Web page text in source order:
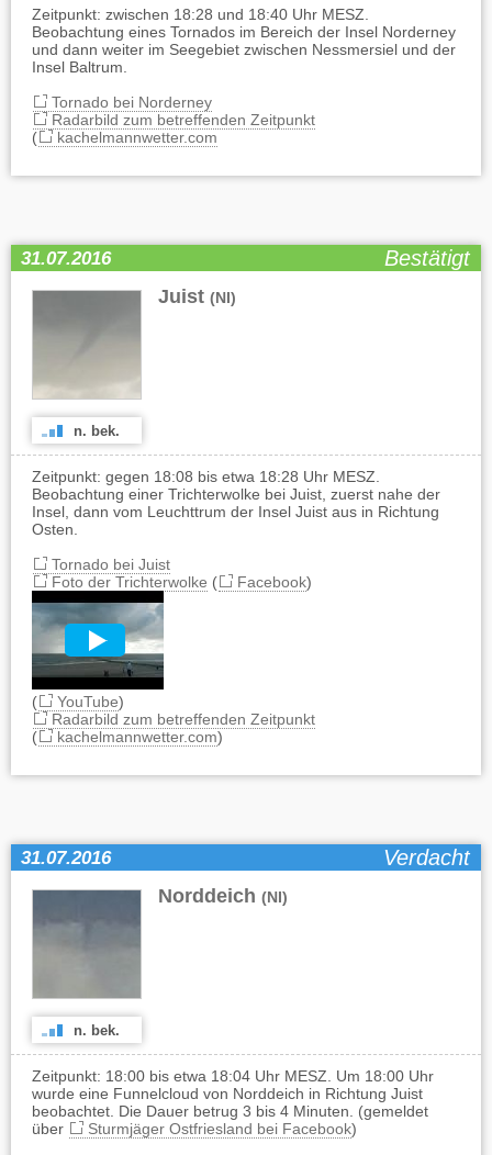
Zeitpunkt: zwischen 18:28 und 18:40 Uhr MESZ.
Beobachtung eines Tornados im Bereich der Insel Norderney
und dann weiter im Seegebiet zwischen Nessmersiel und der
Insel Baltrum.
Tornado bei Norderney
Radarbild zum betreffenden Zeitpunkt
(
kachelmannwetter.com
31.07.2016 Bestätigt
Juist (NI)
n. bek.
Zeitpunkt: gegen 18:08 bis etwa 18:28 Uhr MESZ.
Beobachtung einer Trichterwolke bei Juist, zuerst nahe der
Insel, dann vom Leuchttrum der Insel Juist aus in Richtung
Osten.
Tornado bei Juist
Foto der Trichterwolke ( Facebook)
( YouTube)
Radarbild zum betreffenden Zeitpunkt
(
kachelmannwetter.com)
31.07.2016 Verdacht
Norddeich (NI)
n. bek.
Zeitpunkt: 18:00 bis etwa 18:04 Uhr MESZ. Um 18:00 Uhr
wurde eine Funnelcloud von Norddeich in Richtung Juist
beobachtet. Die Dauer betrug 3 bis 4 Minuten. (gemeldet
über
Sturmjäger Ostfriesland bei Facebook)